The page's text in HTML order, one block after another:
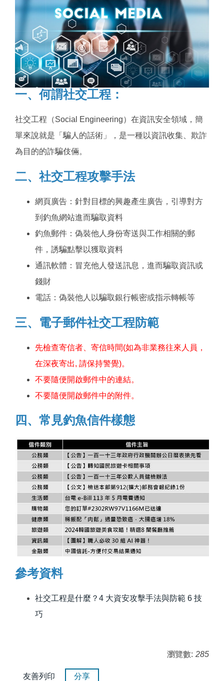
一、何謂社交工程：
社交工程（Social Engineering）在資訊安全領域，簡
單來說就是「騙人的話術」，是一種以資訊收集、欺詐
為目的的詐騙伎倆。
二、社交工程攻擊手法
網頁廣告：針對目標的興趣產生廣告，引導對方
到釣魚網站進而騙取資料
釣魚郵件：偽裝他人身份寄送與工作相關的郵
件，誘騙點擊以獲取資料
通訊軟體：冒充他人發送訊息，進而騙取資訊或
錢財
電話：偽裝他人以騙取銀行帳密或指示轉帳等
三、電子郵件社交工程防範
先檢查寄信者、寄信時間(如為非業務往來人員，
在深夜寄出, 請保持警覺)。
不要隨便開啟郵件中的連結。
不要隨便開啟郵件中的附件。
四、 常見釣魚信件樣態
參考資料
社交工程是什麼？4 大資安攻擊手法與防範 6 技
巧
瀏覽數: 285
友善列印 分享